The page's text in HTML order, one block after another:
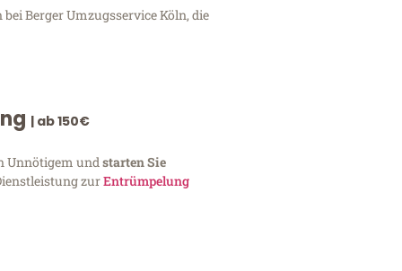
Berger Umzugsservice Köln, die
| ab 150€
Unnötigem und starten Sie
zurEntrümpelung